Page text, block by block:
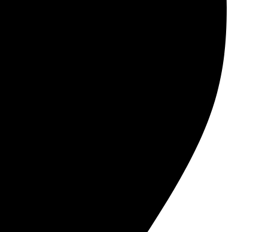
фото 30х40, качество на высоте, цвета яркие и
снова!
Рекомендую всем!